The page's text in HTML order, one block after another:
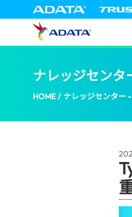
ナレッジセンタ
HOME / ナレッジセンター